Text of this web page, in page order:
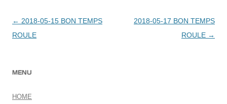
投稿ナビゲーション
← 2018-05-15 BON TEMPS
ROULE
2018-05-17 BON TEMPS
ROULE →
MENU
HOME